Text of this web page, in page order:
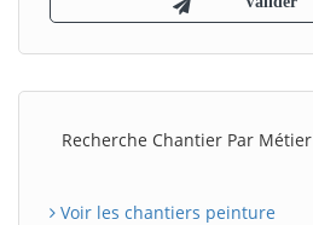
Recherche Chantier Par Métier
Voir les chantiers peinture